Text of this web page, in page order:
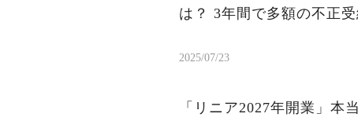
は？ 3年間で多額の不正
2025/07/23
「リニア2027年開業」本